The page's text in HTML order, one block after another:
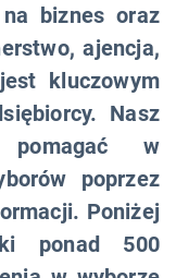
na biznes oraz
ajencja,
kluczowym
Nasz
w
poprzez
Poniżej
ponad 500